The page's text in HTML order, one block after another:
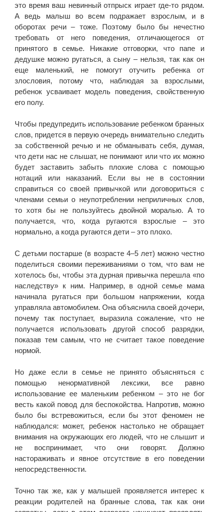
это время ваш невинный отпрыск играет где-то рядом.
А ведь малыш во всем подражает взрослым, и в
оборотах речи – тоже. Поэтому было бы нечестно
требовать от него поведения, отличающегося от
принятого в семье. Никакие отговорки, что папе и
дедушке можно ругаться, а сыну – нельзя, так как он
еще маленький, не помогут отучить ребенка от
злословия, потому что, наблюдая за взрослыми,
ребенок усваивает модель поведения, свойственную
его полу.
Чтобы предупредить использование ребенком бранных
слов, придется в первую очередь внимательно следить
за собственной речью и не обманывать себя, думая,
что дети нас не слышат, не понимают или что их можно
будет заставить забыть плохие слова с помощью
нотаций или наказаний. Если вы не в состоянии
справиться со своей привычкой или договориться с
членами семьи о неупотреблении неприличных слов,
то хотя бы не пользуйтесь двойной моралью. А то
получается, что, когда ругаются взрослые – это
нормально, а когда ругаются дети – это плохо.
С детьми постарше (в возрасте 4–5 лет) можно честно
поделиться своими переживаниями о том, что вам не
хотелось бы, чтобы эта дурная привычка перешла «по
наследству» к ним. Например, в одной семье мама
начинала ругаться при большом напряжении, когда
управляла автомобилем. Она объяснила своей дочери,
почему так поступает, выразила сожаление, что не
получается использовать другой способ разрядки,
показав тем самым, что не считает такое поведение
нормой.
Но даже если в семье не принято объясняться с
помощью ненормативной лексики, все равно
использование ее маленьким ребенком – это не бог
весть какой повод для беспокойства. Напротив, можно
было бы встревожиться, если бы этот феномен не
наблюдался: может, ребенок настолько не обращает
внимания на окружающих его людей, что не слышит и
не воспринимает, что они говорят. Должно
настораживать и явное отсутствие в его поведении
непосредственности.
Точно так же, как у малышей проявляется интерес к
реакции родителей на бранные слова, так как они